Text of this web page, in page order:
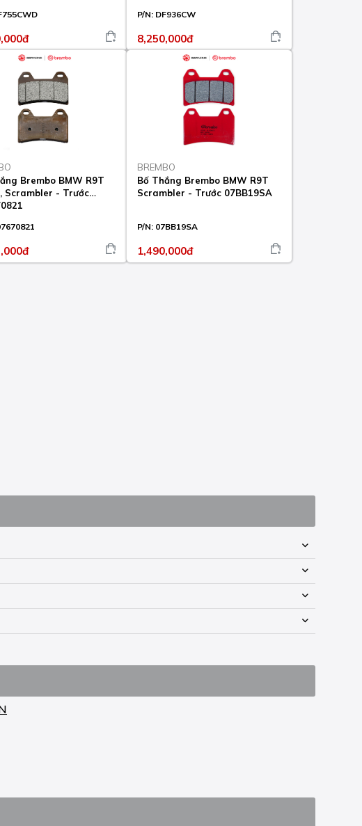
P/N: DF936CW
8,250,000đ
Brembo BMW R9T
Scrambler - Trước
BREMBO
Bố Thắng Brembo BMW R9T
Scrambler - Trước 07BB19SA
P/N: 07BB19SA
1,490,000đ